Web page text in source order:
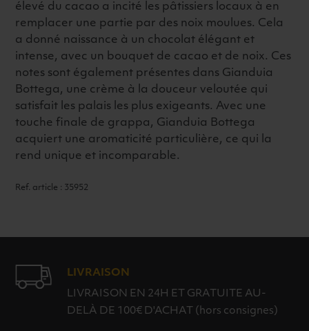
élevé du cacao a incité les pâtissiers locaux à en
remplacer une partie par des noix moulues. Cela
a donné naissance à un chocolat élégant et
intense, avec un bouquet de cacao et de noix. Ces
notes sont également présentes dans Gianduia
Bottega, une crème à la douceur veloutée qui
satisfait les palais les plus exigeants. Avec une
touche finale de grappa, Gianduia Bottega
acquiert une aromaticité particulière, ce qui la
rend unique et incomparable.
Ref. article : 35952
LIVRAISON
LIVRAISON EN 24H ET GRATUITE AU-
DELÀ DE 100€ D'ACHAT (hors consignes)